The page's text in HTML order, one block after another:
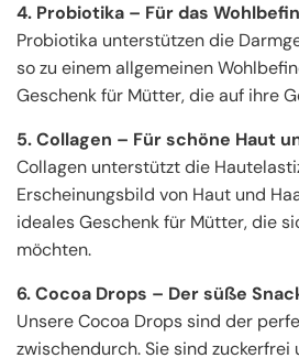
4. Probiotika – Für das
Probiotika unterstützen die
so zu einem allgemeinen
Geschenk für Mütter, die auf ihre
5. Collagen – Für schöne Haut
Collagen unterstützt die
Erscheinungsbild von Haut und
ideales Geschenk für Mütter, die
möchten.
6. Cocoa Drops – Der süße
Unsere Cocoa Drops sind der
zwischendurch. Sie sind